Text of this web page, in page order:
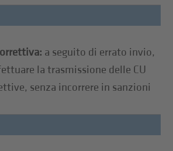
a seguito di errato invio,
la trasmissione delle CU
senza incorrere in sanzioni